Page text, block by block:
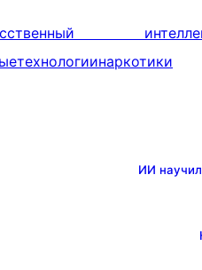
технологиинаркотики
ИИ